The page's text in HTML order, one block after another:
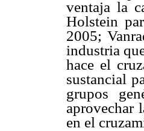
ventaja la
Holstein
2005;
industria
hace el
sustancial
grupos
aprovechar
en el